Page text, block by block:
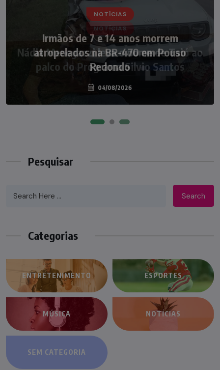
NOTÍCIAS
Nádia Menegazzi leva o nome de Taió ao
palco do Programa Silvio Santos
07/08/2026
Pesquisar
Search
Categorias
ENTRETENIMENTO ESPORTES
MÚSICA NOTÍCIAS
SEM CATEGORIA